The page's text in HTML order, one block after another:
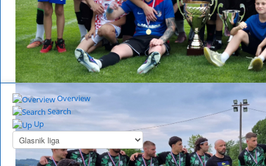
Overview
Search
Up